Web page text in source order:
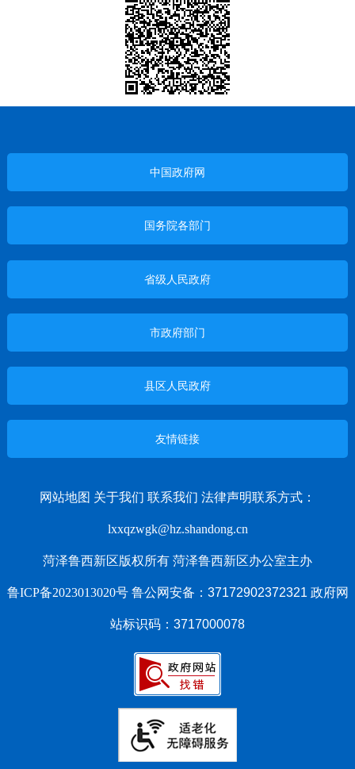
中国政府网
国务院各部门
省级人民政府
市政府部门
县区人民政府
友情链接
网站地图 关于我们 联系我们 法律声明联系方式：
lxxqzwgk@hz.shandong.cn
菏泽鲁西新区版权所有 菏泽鲁西新区办公室主办
鲁ICP备2023013020号鲁公网安备：37172902372321 政府网
站标识码：3717000078